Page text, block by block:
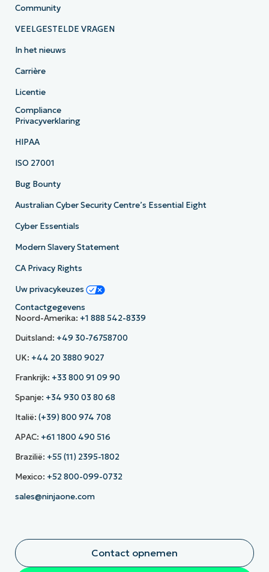
Community
VEELGESTELDE VRAGEN
In het nieuws
Carrière
Licentie
Compliance
Privacyverklaring
HIPAA
ISO 27001
Bug Bounty
Australian Cyber Security Centre’s Essential Eight
Cyber Essentials
Modern Slavery Statement
CA Privacy Rights
Uw privacykeuzes
Contactgegevens
Noord-Amerika: +1 888 542-8339
Duitsland: +49 30-76758700
UK: +44 20 3880 9027
Frankrijk: +33 800 91 09 90
Spanje: +34 930 03 80 68
Italië: (+39) 800 974 708
APAC: +61 1800 490 516
Brazilië: +55 (11) 2395-1802
Mexico: +52 800-099-0732
sales@ninjaone.com
Contact opnemen